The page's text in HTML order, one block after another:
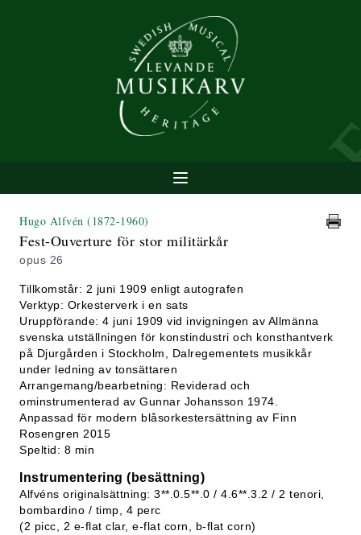
Hugo Alfvén (1872-1960)
Fest-Ouverture för stor militärkår
opus 26
Tillkomstår: 2 juni 1909 enligt autografen
Verktyp: Orkesterverk i en sats
Uruppförande: 4 juni 1909 vid invigningen av Allmänna
svenska utställningen för konstindustri och konsthantverk
på Djurgården i Stockholm, Dalregementets musikkår
under ledning av tonsättaren
Arrangemang/bearbetning: Reviderad och
ominstrumenterad av Gunnar Johansson 1974.
Anpassad för modern blåsorkestersättning av Finn
Rosengren 2015
Speltid: 8 min
Instrumentering (besättning)
Alfvéns originalsättning: 3**.0.5**.0 / 4.6**.3.2 / 2 tenori,
bombardino / timp, 4 perc
(2 picc, 2 e-flat clar, e-flat corn, b-flat corn)